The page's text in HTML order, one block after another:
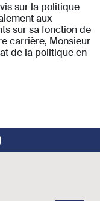
sur la politique
aux
sur sa fonction de
carrière, Monsieur
de la politique en